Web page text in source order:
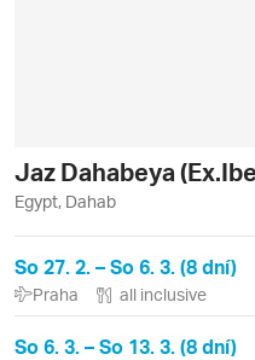
Jaz Dahabeya
Egypt, Dahab
So 27. 2. – So 6. 3. (8 dní)
Praha all inclusive
So 6. 3. – So 13. 3. (8 dní)